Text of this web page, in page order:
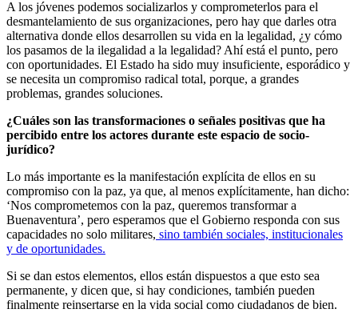
A los jóvenes podemos socializarlos y comprometerlos para el
desmantelamiento de sus organizaciones, pero hay que darles otra
alternativa donde ellos desarrollen su vida en la legalidad, ¿y cómo
los pasamos de la ilegalidad a la legalidad? Ahí está el punto, pero
con oportunidades. El Estado ha sido muy insuficiente, esporádico y
se necesita un compromiso radical total, porque, a grandes
problemas, grandes soluciones.
¿Cuáles son las transformaciones o señales positivas que ha
percibido entre los actores durante este espacio de socio-
jurídico?
Lo más importante es la manifestación explícita de ellos en su
compromiso con la paz, ya que, al menos explícitamente, han dicho:
‘Nos comprometemos con la paz, queremos transformar a
Buenaventura’, pero esperamos que el Gobierno responda con sus
capacidades no solo militares, sino también sociales, institucionales
y de oportunidades.
Si se dan estos elementos, ellos están dispuestos a que esto sea
permanente, y dicen que, si hay condiciones, también pueden
finalmente reinsertarse en la vida social como ciudadanos de bien.